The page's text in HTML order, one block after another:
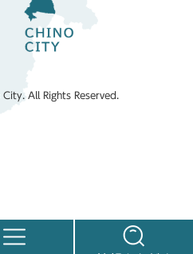
All Rights Reserved.